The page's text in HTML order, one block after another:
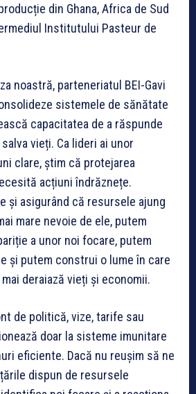
din Ghana, Africa de Sud
Institutului Pasteur de
noastră, parteneriatul BEI-Gavi
sistemele de sănătate
capacitatea de a răspunde
vieți. Ca lideri ai unor
clare, știm că protejarea
acțiuni îndrăznețe.
și asigurând că resursele ajung
mare nevoie de ele, putem
a unor noi focare, putem
și putem construi o lume în care
deraiază vieți și economii.
de politică, vize, tarife sau
doar la sisteme imunitare
eficiente. Dacă nu reușim să ne
dispun de resursele